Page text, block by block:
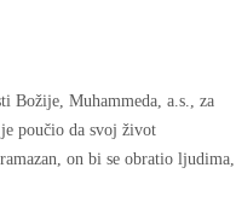
Božije, Muhammeda, a.s., za
poučio da svoj život
on bi se obratio ljudima,